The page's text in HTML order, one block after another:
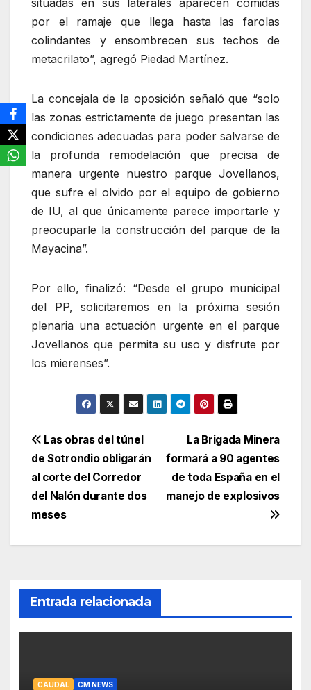
situadas en sus laterales aparecen comidas
por el ramaje que llega hasta las farolas
colindantes y ensombrecen sus techos de
metacrilato”, agregó Piedad Martínez.
La concejala de la oposición señaló que “solo
las zonas estrictamente de juego presentan las
condiciones adecuadas para poder salvarse de
la profunda remodelación que precisa de
manera urgente nuestro parque Jovellanos,
que sufre el olvido por el equipo de gobierno
de IU, al que únicamente parece importarle y
preocuparle la construcción del parque de la
Mayacina”.
Por ello, finalizó: “Desde el grupo municipal
del PP, solicitaremos en la próxima sesión
plenaria una actuación urgente en el parque
Jovellanos que permita su uso y disfrute por
los mierenses”.
Navegación
de
entradas
La Brigada Minera
formará a 90 agentes
de toda España en el
manejo de explosivos
Las obras del túnel
de Sotrondio obligarán
al corte del Corredor
del Nalón durante dos
meses
Entrada relacionada
CAUDAL CM NEWS